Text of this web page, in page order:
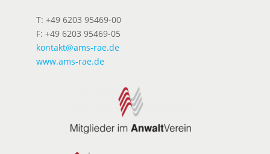
T: +49 6203 95469-00
F: +49 6203 95469-05
kontakt@ams-rae.de
www.ams-rae.de